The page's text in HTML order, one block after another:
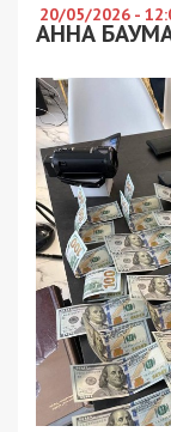
20/05/2026 -
АННА